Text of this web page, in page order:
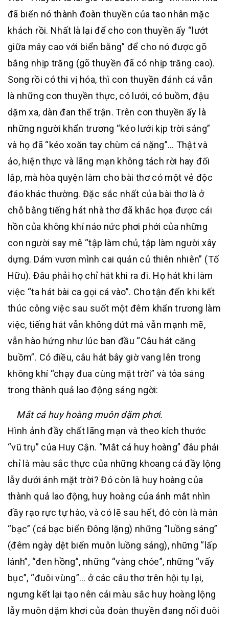
đã biến nó thành đoàn thuyền của tao nhân mặc
khách rồi. Nhất là lại để cho con thuyền ấy “lướt
giữa mây cao với biển bằng” để cho nó được gõ
bằng nhịp trăng (gõ thuyền đã có nhịp trăng cao).
Song rồi có thi vị hóa, thì con thuyền đánh cá vẫn
là những con thuyền thực, có lưới, có buồm, đậu
dặm xa, dàn đan thế trận. Trên con thuyền ấy là
những người khẩn trương “kéo lưới kịp trời sáng”
và họ đã “kéo xoăn tay chùm cá nặng”… Thật và
ảo, hiện thực và lãng mạn không tách rời hay đối
lập, mà hòa quyện làm cho bài thơ có một vẻ độc
đáo khác thường. Đặc sắc nhất của bài thơ là ở
chỗ bằng tiếng hát nhà thơ đã khắc họa được cái
hồn của không khí náo nức phơi phới của những
con người say mê “tập làm chủ, tập làm người xây
dựng. Dám vươn mình cai quản củ thiên nhiên” (Tố
Hữu). Đâu phải họ chỉ hát khi ra đi. Họ hát khi làm
việc “ta hát bài ca gọi cá vào”. Cho tận đến khi kết
thúc công việc sau suốt một đêm khẩn trương làm
việc, tiếng hát vẫn không dứt mà vẫn mạnh mẽ,
vẫn hào hứng như lúc ban đầu “Câu hát căng
buồm”. Có điều, câu hát bây giờ vang lên trong
không khí “chạy đua cùng mặt trời” và tỏa sáng
trong thành quả lao động sáng ngời:
Mắt cá huy hoàng muôn dặm phơi.
Hình ảnh đầy chất lãng mạn và theo kích thước
“vũ trụ” của Huy Cận. “Mắt cá huy hoàng” đâu phải
chỉ là màu sắc thực của những khoang cá đầy lộng
lẫy dưới ánh mặt trời? Đó còn là huy hoàng của
thành quả lao động, huy hoàng của ánh mắt nhìn
đầy rạo rực tự hào, và có lẽ sau hết, đó còn là màn
“bạc” (cá bạc biển Đông lặng) những “luồng sáng”
(đêm ngày dệt biển muôn luồng sáng), những “lấp
lánh”, “đen hồng”, những “vàng chóe”, những “vấy
bục”, “đuôi vùng”… ở các câu thơ trên hội tụ lại,
ngưng kết lại tạo nên cái màu sắc huy hoàng lộng
lẫy muôn dặm khơi của đoàn thuyền đang nối đuôi